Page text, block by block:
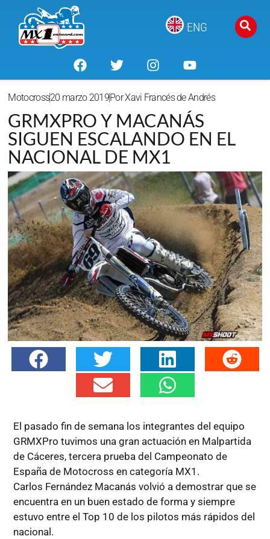
ENG
Motocross20 marzo 2019PorXavi Francés de Andrés
GRMXPRO Y MACANÁS
SIGUEN ESCALANDO EN EL
NACIONAL DE MX1
El pasado fin de semana los integrantes del equipo
GRMXPro tuvimos una gran actuación en Malpartida
de Cáceres, tercera prueba del Campeonato de
España de Motocross en categoría MX1.
Carlos Fernández Macanás volvió a demostrar que se
encuentra en un buen estado de forma y siempre
estuvo entre el Top 10 de los pilotos más rápidos del
nacional.